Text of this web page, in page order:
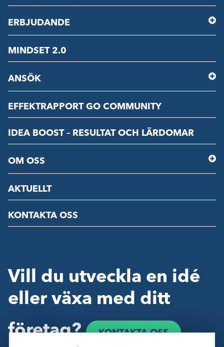
ERBJUDANDE
MINDSET 2.0
ANSÖK
EFFEKTRAPPORT GO COMMUNITY
IDEA BOOST – RESULTAT OCH LÄRDOMAR
OM OSS
AKTUELLT
KONTAKTA OSS
Vill du utveckla en idé
eller växa med ditt
företag?
KONTAKTA OSS